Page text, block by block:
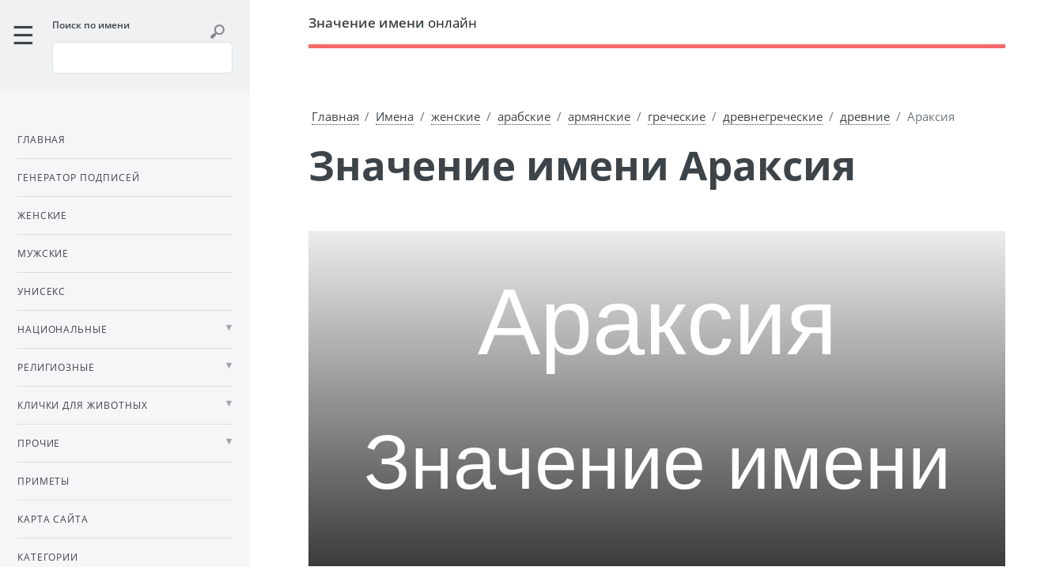
Значение имени онлайн
Главная Имена женские арабские армянские греческие древнегреческие древние Араксия
Значение имени Араксия
Поиск по имени
ГЛАВНАЯ
ГЕНЕРАТОР ПОДПИСЕЙ
ЖЕНСКИЕ
МУЖСКИЕ
УНИСЕКС
НАЦИОНАЛЬНЫЕ
РЕЛИГИОЗНЫЕ
КЛИЧКИ ДЛЯ ЖИВОТНЫХ
ПРОЧИЕ
ПРИМЕТЫ
КАРТА САЙТА
КАТЕГОРИИ